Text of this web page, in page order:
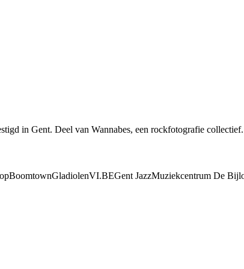
in Gent. Deel van Wannabes, een rockfotografie collectief.
BoomtownGladiolenVI.BEGent JazzMuziekcentrum De